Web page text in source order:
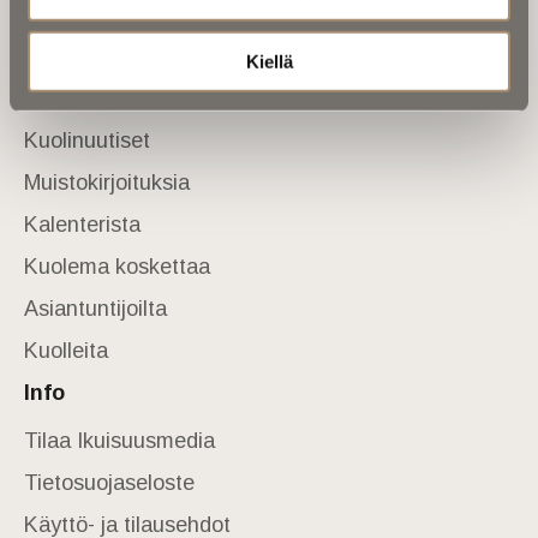
Kiellä
Yhteystiedot
Etusivu
Kuolinuutiset
Muistokirjoituksia
Kalenterista
Kuolema koskettaa
Asiantuntijoilta
Kuolleita
Info
Tilaa Ikuisuusmedia
Tietosuojaseloste
Käyttö- ja tilausehdot